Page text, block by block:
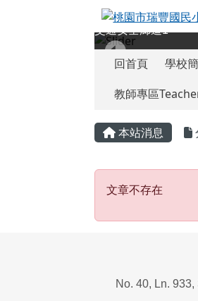
桃園市瑞豐國民
交通安全廊道1
回首頁
教師專區
主內容區
本站消息
文章不存在
文章不存在
No. 40, Ln.